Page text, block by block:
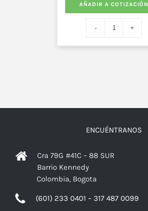
AÑADIR A COTIZACIÓN
ENCUÉNTRANOS
Cra 79G #41C – 88 SUR
Barrio Kennedy
Colombia, Bogota
(601) 233 0401 – 317 487 0099